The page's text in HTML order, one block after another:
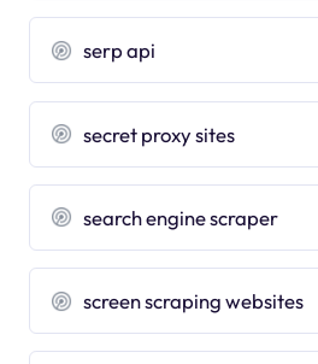
serp api
secret proxy sites
search engine scraper
screen scraping websites